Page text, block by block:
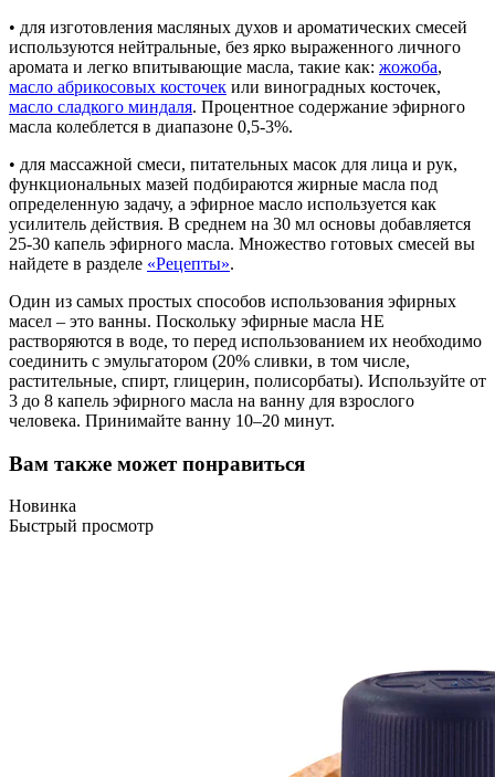
• для изготовления масляных духов и ароматических смесей
используются нейтральные, без ярко выраженного личного
аромата и легко впитывающие масла, такие как: жожоба,
масло абрикосовых косточек или виноградных косточек,
масло сладкого миндаля. Процентное содержание эфирного
масла колеблется в диапазоне 0,5-3%.
• для массажной смеси, питательных масок для лица и рук,
функциональных мазей подбираются жирные масла под
определенную задачу, а эфирное масло используется как
усилитель действия. В среднем на 30 мл основы добавляется
25-30 капель эфирного масла. Множество готовых смесей вы
найдете в разделе «Рецепты».
Один из самых простых способов использования эфирных
масел – это ванны. Поскольку эфирные масла НЕ
растворяются в воде, то перед использованием их необходимо
соединить с эмульгатором (20% сливки, в том числе,
растительные, спирт, глицерин, полисорбаты). Используйте от
3 до 8 капель эфирного масла на ванну для взрослого
человека. Принимайте ванну 10–20 минут.
Вам также может понравиться
Новинка
Быстрый просмотр